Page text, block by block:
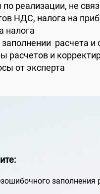
по реализации, не
НДС, налога на
налога
расчета и
расчетов и
от эксперта
заполнения